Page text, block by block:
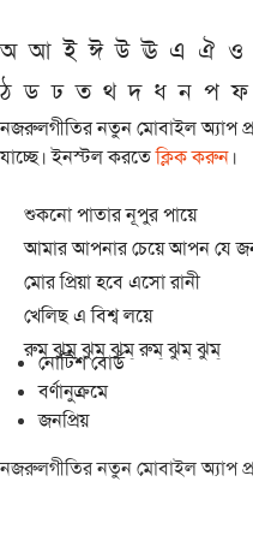
অ আ ই ঈ উ ঊ এ ঐ ও
ঠ ড ঢ ত থ দ ধ ন প ফ
নজরুলগীতির নতুন মোবাইল অ্যাপ
যাচ্ছে। ইনস্টল করতেক্লিক করুন।
শুকনো পাতার নূপুর পায়ে
আমার আপনার চেয়ে আপন যে
মোর প্রিয়া হবে এসো রানী
খেলিছ এ বিশ্ব লয়ে
রুম্ ঝুম্ ঝুম্ ঝুম্ রুম্ ঝুম্ ঝুম্
নোটিশ বোর্ড
বর্ণানুক্রমে
জনপ্রিয়
নজরুলগীতির নতুন মোবাইল অ্যাপ